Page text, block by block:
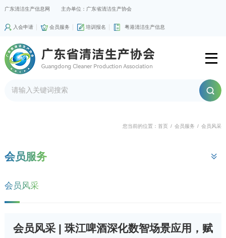
广东清洁生产信息网 主办单位：广东省清洁生产协会
入会申请 会员服务 培训报名 粤港清洁生产信息
您当前的位置：首页 / 会员服务 / 会员风采
会员服务
会员风采
会员风采 | 珠江啤酒深化数智场景应用，赋